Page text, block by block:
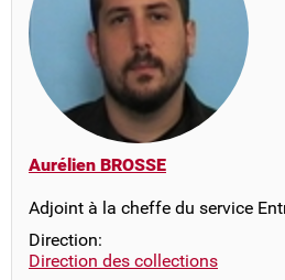
Aurélien BROSSE
Adjoint à la cheffe du service
Direction:
Direction des collections